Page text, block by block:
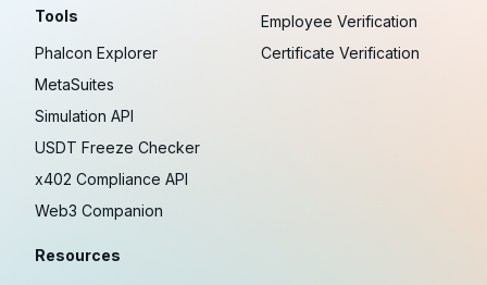
Tools
Phalcon Explorer
MetaSuites
Simulation API
USDT Freeze Checker
x402 Compliance API
Web3 Companion
Resources
Employee Verification
Certificate Verification